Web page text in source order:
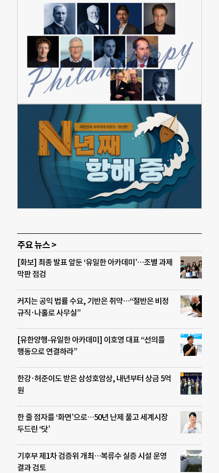
주요 뉴스 >
[화보] 최종 발표 앞둔 ‘유일한 아카데미’…조별 과제
막판 점검
커지는 공익 법률 수요, 기반은 취약…“절반은 비정
규직·나홀로 사무실”
[유한양행-유일한 아카데미] 이호영 대표 “선의를
행동으로 연결하라”
한강·허준이도 받은 삼성호암상, 내년부터 상금 5억
원
한 줄 점자를 ‘화면’으로…50년 난제 풀고 세계시장
두드린 ‘닷’
기후부 제1차 검증위 개최…복류수 실증 시설 운영
결과 검토